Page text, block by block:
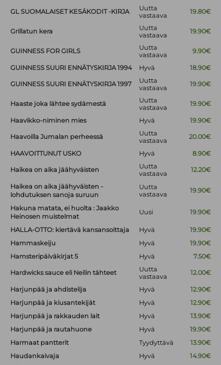
GL SUOMALAISET KESÄKODIT -KIRJA
Uutta
vastaava
19.80€
Grillatun kera
Uutta
vastaava
19.90€
GUINNESS FOR GIRLS
Uutta
vastaava
9.90€
GUINNESS SUURI ENNÄTYSKIRJA 1994 Hyvä 18.90€
GUINNESS SUURI ENNÄTYSKIRJA 1997
Uutta
vastaava
19.90€
Haaste joka lähtee sydämestä
Uutta
vastaava
19.90€
Haavikko-niminen mies Hyvä 19.90€
Haavoilla Jumalan perheessä
Uutta
vastaava
20.00€
HAAVOITTUNUT USKO Hyvä 8.90€
Haikea on aika jäähyväisten
Uutta
vastaava
12.20€
Haikea on aika jäähyväisten -
lohdutuksen sanoja suruun
Uutta
vastaava
19.90€
Hakuna matata, ei huolta : Jaakko
Heinosen muistelmat
Uusi 19.90€
HALLA-OTTO: kiertävä kansansoittaja Hyvä
19.90€
Hammaskeiju
Hyvä
19.90€
Hamsteripäiväkirjat 5
Hyvä 7.50€
Hardwicks sauce eli Neilin tähteet
Uutta
vastaava
12.00€
Harjunpää ja ahdistelija Hyvä
12.90€
Harjunpää ja kiusantekijät
Hyvä
12.90€
Harjunpää ja rakkauden lait
Hyvä
13.90€
Harjunpää ja rautahuone
Hyvä
19.90€
Harmaat pantterit
Tyydyttävä
13.90€
Haudankaivaja
Hyvä
14.90€